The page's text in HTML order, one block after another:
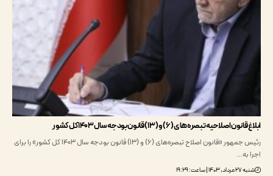
تبصره‌های (۶) و (۱۳) قانون بودجه سال ۱۴۰۳ کل کشور
رئیس جمهور «قانون اصلاح تبصره‌های (6) و (13) قانون بودجه سال 1403 کل کشور» را برای